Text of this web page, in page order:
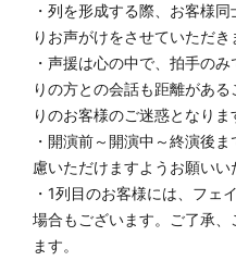
・列を形成する際、お客様
りお声がけをさせていただき
・声援は心の中で、拍手の
りの方との会話も距離があ
りのお客様のご迷惑となりま
・開演前～開演中～終演後
慮いただけますようお願いい
・1列目のお客様には、フェ
場合もございます。ご了承
ます。